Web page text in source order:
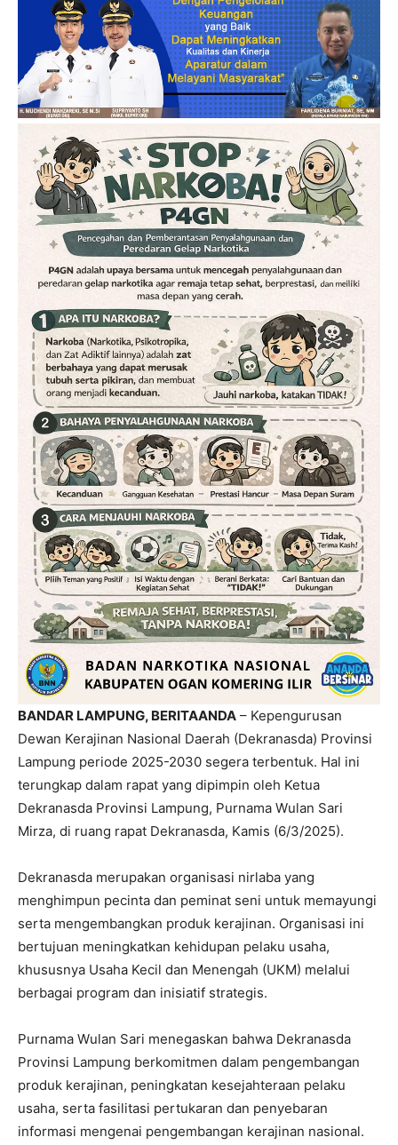
BANDAR LAMPUNG, BERITAANDA – Kepengurusan
Dewan Kerajinan Nasional Daerah (Dekranasda) Provinsi
Lampung periode 2025-2030 segera terbentuk. Hal ini
terungkap dalam rapat yang dipimpin oleh Ketua
Dekranasda Provinsi Lampung, Purnama Wulan Sari
Mirza, di ruang rapat Dekranasda, Kamis (6/3/2025).
Dekranasda merupakan organisasi nirlaba yang
menghimpun pecinta dan peminat seni untuk memayungi
serta mengembangkan produk kerajinan. Organisasi ini
bertujuan meningkatkan kehidupan pelaku usaha,
khususnya Usaha Kecil dan Menengah (UKM) melalui
berbagai program dan inisiatif strategis.
Purnama Wulan Sari menegaskan bahwa Dekranasda
Provinsi Lampung berkomitmen dalam pengembangan
produk kerajinan, peningkatan kesejahteraan pelaku
usaha, serta fasilitasi pertukaran dan penyebaran
informasi mengenai pengembangan kerajinan nasional.